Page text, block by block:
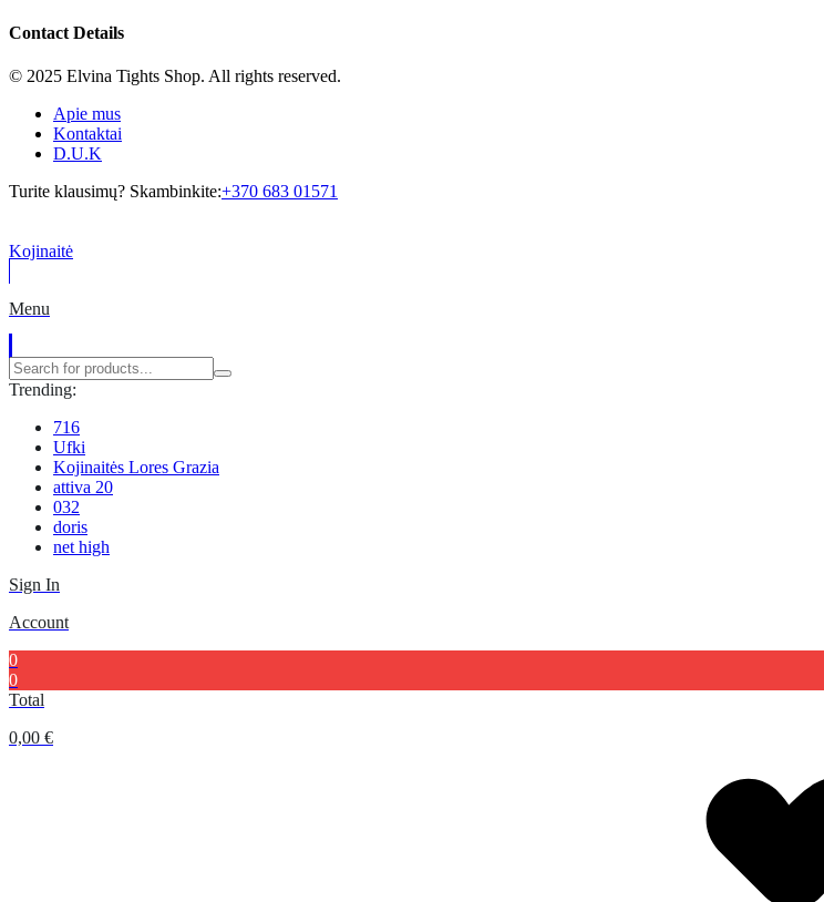
Contact Details
© 2025 Elvina Tights Shop. All rights reserved.
Apie mus
Kontaktai
D.U.K
Turite klausimų? Skambinkite:+370 683 01571
Kojinaitė
Menu
Trending:
716
Ufki
Kojinaitės Lores Grazia
attiva 20
032
doris
net high
Sign In
Account
0
0
Total
0,00 €